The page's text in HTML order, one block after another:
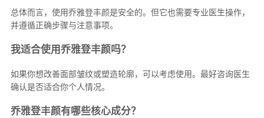
总体而言，使用乔雅登丰颜是安全的。但它也需要专业医生操作，
并遵循正确步骤与注意事项。
我适合使用乔雅登丰颜吗？
如果你想改善面部皱纹或塑造轮廓，可以考虑使用。最好咨询医生
确认是否适合你个人情况。
乔雅登丰颜有哪些核心成分？